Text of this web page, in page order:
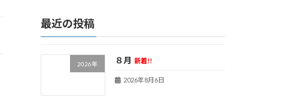
最近の投稿
2026年 ８月 新着!!
2026年8月6日